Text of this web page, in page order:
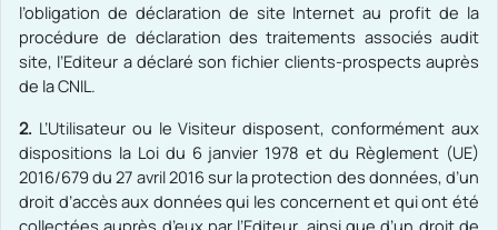
l’obligation de déclaration de site Internet au profit de la
procédure de déclaration des traitements associés audit
site, l’Editeur a déclaré son fichier clients-prospects auprès
de la CNIL.
2. L’Utilisateur ou le Visiteur disposent, conformément aux
dispositions la Loi du 6 janvier 1978 et du Règlement (UE)
2016/679 du 27 avril 2016 sur la protection des données, d’un
droit d’accès aux données qui les concernent et qui ont été
collectées auprès d’eux par l’Editeur, ainsi que d’un droit de